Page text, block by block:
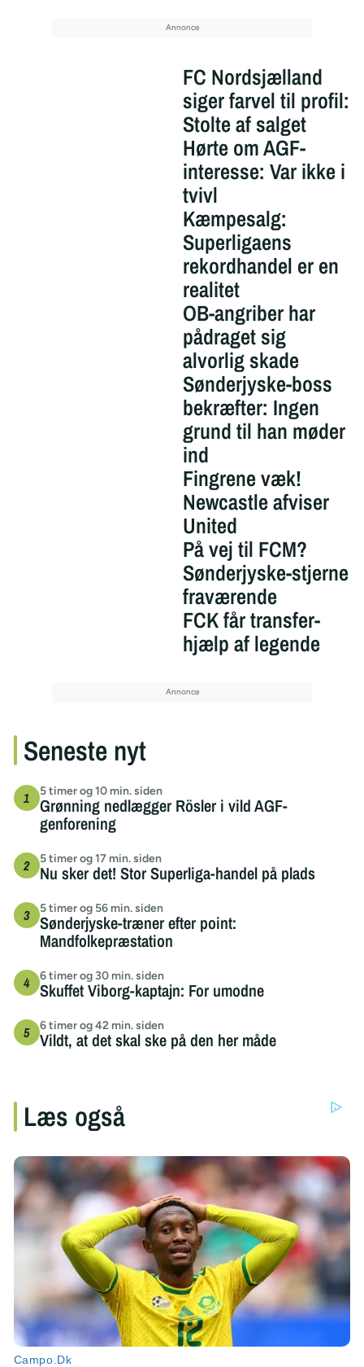
FC Nordsjælland
siger farvel til profil:
Stolte af salget
Hørte om AGF-
interesse: Var ikke i
tvivl
Kæmpesalg:
Superligaens
rekordhandel er en
realitet
OB-angriber har
pådraget sig
alvorlig skade
Sønderjyske-boss
bekræfter: Ingen
grund til han møder
ind
Fingrene væk!
Newcastle afviser
United
På vej til FCM?
Sønderjyske-stjerne
fraværende
FCK får transfer-
hjælp af legende
Seneste nyt
5 timer og 10 min. siden
Grønning nedlægger Rösler i vild AGF-
genforening
5 timer og 17 min. siden
Nu sker det! Stor Superliga-handel på plads
5 timer og 56 min. siden
Sønderjyske-træner efter point:
Mandfolkepræstation
6 timer og 30 min. siden
Skuffet Viborg-kaptajn: For umodne
6 timer og 42 min. siden
Vildt, at det skal ske på den her måde